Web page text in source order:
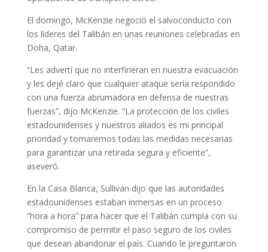
El domingo, McKenzie negoció el salvoconducto con
los líderes del Talibán en unas reuniones celebradas en
Doha, Qatar.
“Les advertí que no interfirieran en nuestra evacuación
y les dejé claro que cualquier ataque sería respondido
con una fuerza abrumadora en defensa de nuestras
fuerzas”, dijo McKenzie. “La protección de los civiles
estadounidenses y nuestros aliados es mi principal
prioridad y tomaremos todas las medidas necesarias
para garantizar una retirada segura y eficiente”,
aseveró.
En la Casa Blanca, Sullivan dijo que las autoridades
estadounidenses estaban inmersas en un proceso
“hora a hora” para hacer que el Talibán cumpla con su
compromiso de permitir el paso seguro de los civiles
que desean abandonar el país. Cuando le preguntaron